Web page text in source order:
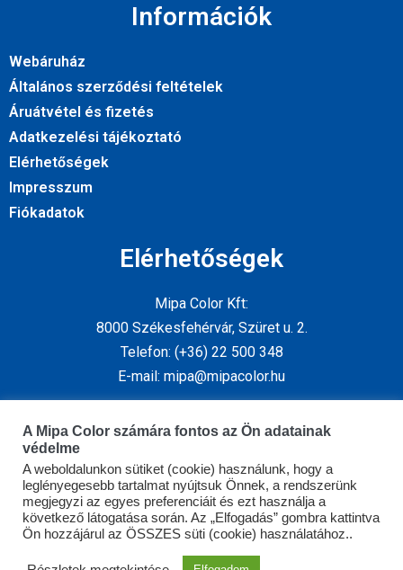
Információk
Webáruház
Általános szerződési feltételek
Áruátvétel és fizetés
Adatkezelési tájékoztató
Elérhetőségek
Impresszum
Fiókadatok
Elérhetőségek
Mipa Color Kft:
8000 Székesfehérvár, Szüret u. 2.
Telefon: (+36) 22 500 348
E-mail: mipa@mipacolor.hu
Kövess minket
Copyright © 2026 Mipa Color Kft | Powered by Mipa Color
A Mipa Color számára fontos az Ön adatainak
védelme
A weboldalunkon sütiket (cookie) használunk, hogy a
leglényegesebb tartalmat nyújtsuk Önnek, a rendszerünk
megjegyzi az egyes preferenciáit és ezt használja a
következő látogatása során. Az „Elfogadás” gombra kattintva
Ön hozzájárul az ÖSSZES süti (cookie) használatához..